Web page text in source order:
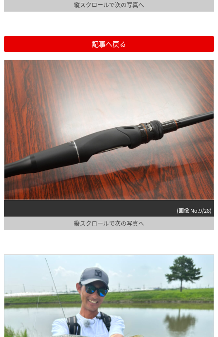
縦スクロールで次の写真へ
記事へ戻る
(画像 No.9/28)
縦スクロールで次の写真へ